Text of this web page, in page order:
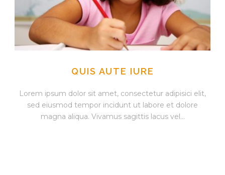
QUIS AUTE IURE
Lorem ipsum dolor sit amet, consectetur adipisici elit,
sed eiusmod tempor incidunt ut labore et dolore
magna aliqua. Vivamus sagittis lacus vel...